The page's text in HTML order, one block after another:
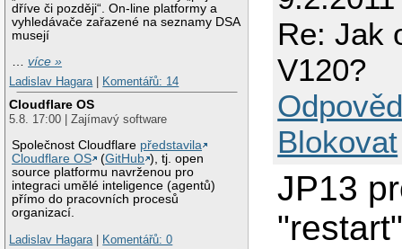
dříve či později“. On-line platformy a
vyhledávače zařazené na seznamy DSA
musejí
…více »
Ladislav Hagara | Komentářů: 14
Cloudflare OS
5.8. 17:00 | Zajímavý software
Společnost Cloudflare představila
Cloudflare OS
(GitHub ), tj. open
source platformu navrženou pro
integraci umělé inteligence (agentů)
přímo do pracovních procesů
organizací.
Ladislav Hagara | Komentářů: 0
Re: Jak
V120?
Blokovat
JP13